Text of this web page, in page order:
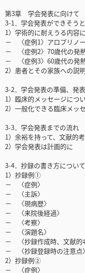
第3章 学会発表に向けて
3-1．学会発表ができそう
1）学術的に耐えうる内容
－ 〈症例1〉アロプリノ
－ 〈症例2〉70歳代の発
－ 〈症例3〉60歳代の発
2）患者とその家族への説明
3-2．学会発表の準備、発
1）臨床的メッセージにつ
2）一般化できる臨床メッ
3-3．学会発表までの流れ
1）余裕を持って、文献的
2）学会発表は計画的に
3-4．抄録の書き方について
1）抄録例①
－ 〈症例〉
－ 〈主訴〉
－ 〈現病歴〉
－ 〈来院後経過〉
－ 〈考察〉
－ 〈演題名〉
－ 〈抄録作成時、文献的
－ 〈抄録登録時の注意点〉
2）抄録例②
－ 〈症例〉